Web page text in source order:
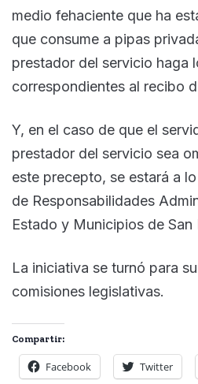
medio fehaciente que ha
que consume a pipas
prestador del servicio haga
correspondientes al recibo
Y, en el caso de que el
prestador del servicio sea
este precepto, se estará a
de Responsabilidades
Estado y Municipios de San
La iniciativa se turnó para
comisiones legislativas.
Compartir:
Facebook Twitter